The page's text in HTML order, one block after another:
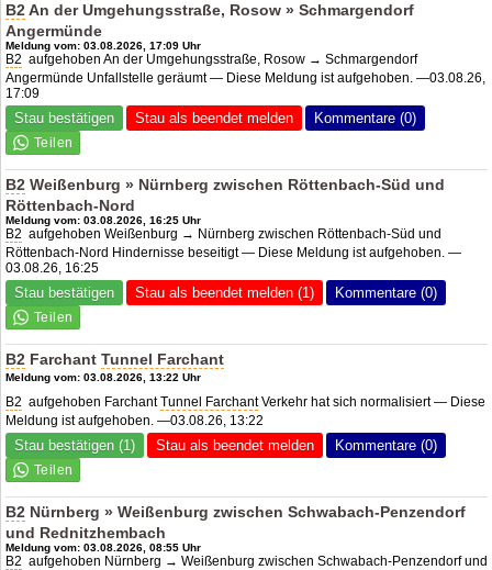
B2An der Umgehungsstraße, Rosow » Schmargendorf
Angermünde
Meldung vom: 03.08.2026, 17:09 Uhr
B2 aufgehoben An der Umgehungsstraße, Rosow → Schmargendorf
Angermünde Unfallstelle geräumt — Diese Meldung ist aufgehoben. —03.08.26,
17:09
Stau bestätigen Stau als beendet melden Kommentare (0)
B2 Weißenburg » Nürnberg zwischen Röttenbach-Süd und
Röttenbach-Nord
Meldung vom: 03.08.2026, 16:25 Uhr
B2 aufgehoben Weißenburg → Nürnberg zwischen Röttenbach-Süd und
Röttenbach-Nord Hindernisse beseitigt — Diese Meldung ist aufgehoben. —
03.08.26, 16:25
Stau bestätigen Stau als beendet melden (1) Kommentare (0)
B2 FarchantTunnel Farchant
Meldung vom: 03.08.2026, 13:22 Uhr
B2 aufgehoben FarchantTunnel FarchantVerkehr hat sich normalisiert — Diese
Meldung ist aufgehoben. —03.08.26, 13:22
Stau bestätigen (1) Stau als beendet melden Kommentare (0)
B2 Nürnberg » Weißenburg zwischen Schwabach-Penzendorf
und Rednitzhembach
Meldung vom: 03.08.2026, 08:55 Uhr
B2 aufgehoben Nürnberg → Weißenburg zwischen Schwabach-Penzendorf und